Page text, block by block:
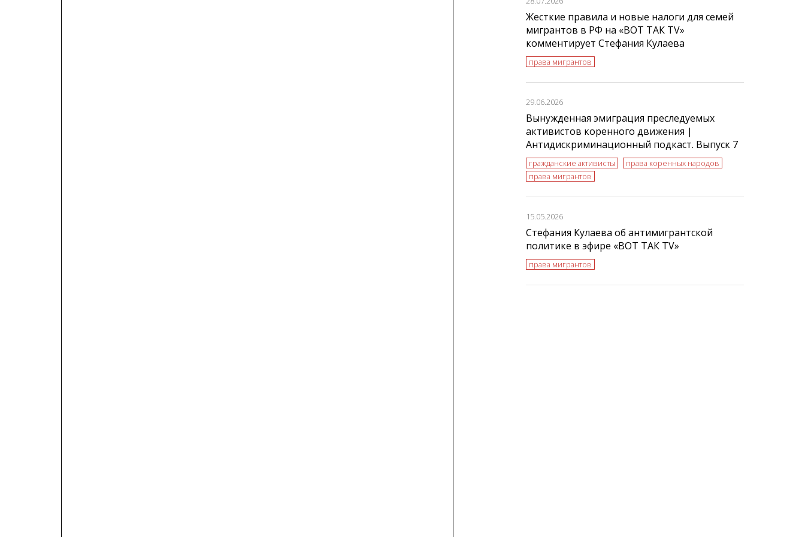
Жесткие правила и новые налоги для семей
мигрантов в РФ на «ВОТ ТАК TV»
комментирует Стефания Кулаева
права мигрантов
29.06.2026
Вынужденная эмиграция преследуемых
активистов коренного движения |
Антидискриминационный подкаст. Выпуск 7
гражданские активисты
права коренных народов
права мигрантов
15.05.2026
Стефания Кулаева об антимигрантской
политике в эфире «ВОТ ТАК TV»
права мигрантов